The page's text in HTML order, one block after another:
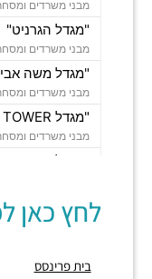
מבני משרדים
"מגדל הגרניט"
מבני משרדים
"מגדל משה
מבני משרדים
"מגדל ICON TOWER"
מבני משרדים
"מגדל רוגובין
"מגדל ששון
מבני משרדים
מבני משרדים ומסחר
לחץ כאן
בית פרינסס